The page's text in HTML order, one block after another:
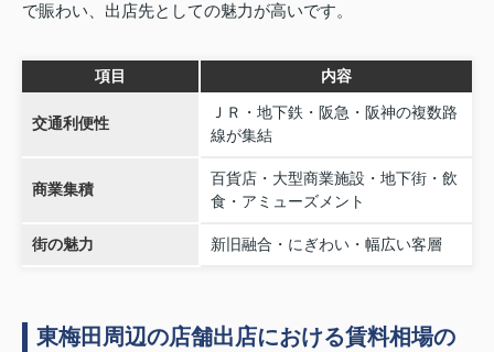
で賑わい、出店先としての魅力が高いです。
項目 内容
交通利便性
ＪＲ・地下鉄・阪急・阪神の複数路
線が集結
商業集積
百貨店・大型商業施設・地下街・飲
食・アミューズメント
街の魅力 新旧融合・にぎわい・幅広い客層
東梅田周辺の店舗出店における賃料相場の